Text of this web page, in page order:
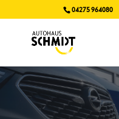
04275 964080